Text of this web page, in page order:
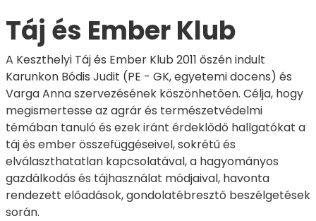
Táj és Ember Klub
A Keszthelyi Táj és Ember Klub 2011 őszén indult
Karunkon Bódis Judit (PE - GK, egyetemi docens) és
Varga Anna szervezésének köszönhetően. Célja, hogy
megismertesse az agrár és természetvédelmi
témában tanuló és ezek iránt érdeklődő hallgatókat a
táj és ember összefüggéseivel, sokrétű és
elválaszthatatlan kapcsolatával, a hagyományos
gazdálkodás és tájhasználat módjaival, havonta
rendezett előadások, gondolatébresztő beszélgetések
során.